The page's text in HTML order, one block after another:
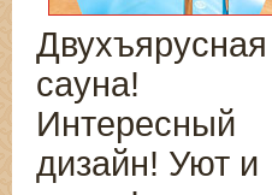
Двухъярусная
сауна!
Интересный
дизайн! Уют и